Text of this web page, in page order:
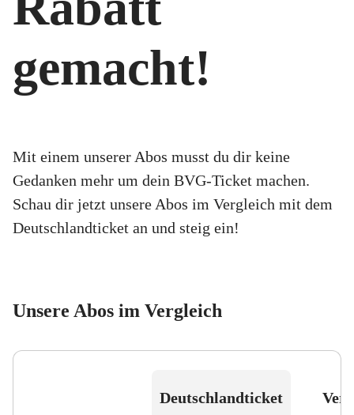
gemacht!
Mit einem unserer Abos musst du dir keine
Gedanken mehr um dein BVG-Ticket machen.
Schau dir jetzt unsere Abos im Vergleich mit dem
Deutschlandticket an und steig ein!
Unsere Abos im Vergleich
Deutschlandticket